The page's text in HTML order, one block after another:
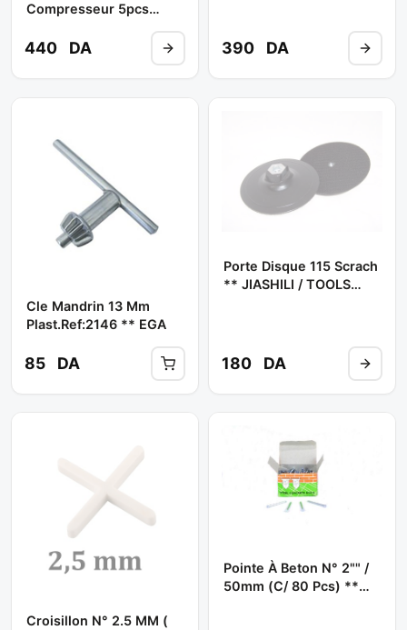
Compresseur 5pcs
440 DA 390 DA
Cle Mandrin 13 Mm
Plast.ref:2146 ** EGA
85 DA
Porte Disque 115 Scrach
** JIASHILI / TOOLS
180 DA
Croisillon N° 2.5 MM (
Pointe À Beton N° 2"" /
50mm (C/ 80 Pcs) **